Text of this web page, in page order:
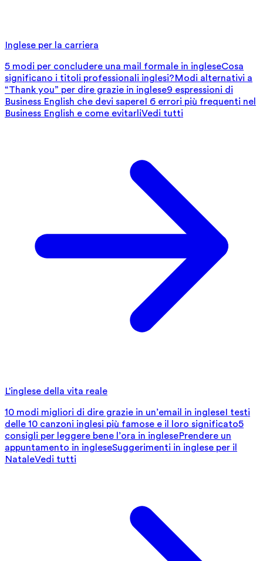
Inglese per la carriera
5 modi per concludere una mail formale in ingleseCosa
significano i titoli professionali inglesi?Modi alternativi a
“Thank you” per dire grazie in inglese9 espressioni di
Business English che devi sapereI 6 errori più frequenti nel
Business English e come evitarliVedi tutti
L'inglese della vita reale
10 modi migliori di dire grazie in un’email in ingleseI testi
delle 10 canzoni inglesi più famose e il loro significato5
consigli per leggere bene l’ora in inglesePrendere un
appuntamento in ingleseSuggerimenti in inglese per il
NataleVedi tutti